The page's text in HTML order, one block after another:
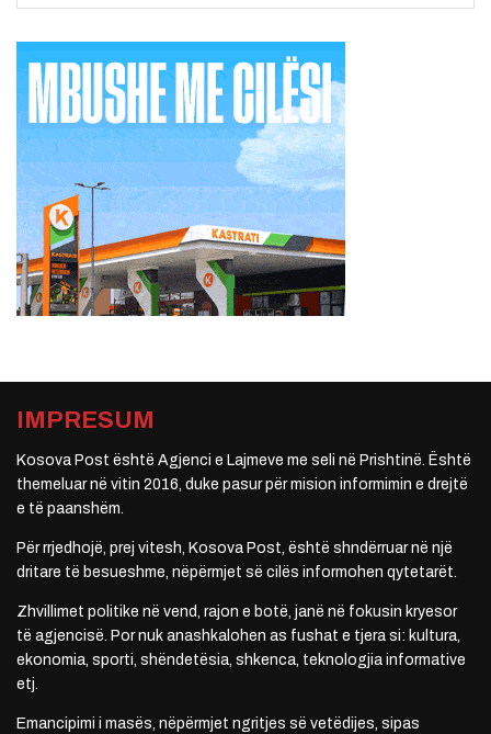
IMPRESUM
Kosova Post është Agjenci e Lajmeve me seli në Prishtinë. Është
themeluar në vitin 2016, duke pasur për mision informimin e drejtë
e të paanshëm.
Për rrjedhojë, prej vitesh, Kosova Post, është shndërruar në një
dritare të besueshme, nëpërmjet së cilës informohen qytetarët.
Zhvillimet politike në vend, rajon e botë, janë në fokusin kryesor
të agjencisë. Por nuk anashkalohen as fushat e tjera si: kultura,
ekonomia, sporti, shëndetësia, shkenca, teknologjia informative
etj.
Emancipimi i masës, nëpërmjet ngritjes së vetëdijes, sipas